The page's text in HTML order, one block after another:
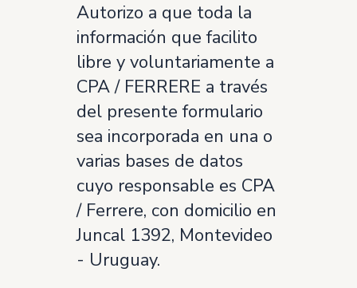
Autorizo a que toda la
información que facilito
libre y voluntariamente a
CPA / FERRERE a través
del presente formulario
sea incorporada en una o
varias bases de datos
cuyo responsable es CPA
/ Ferrere, con domicilio en
Juncal 1392, Montevideo
- Uruguay.